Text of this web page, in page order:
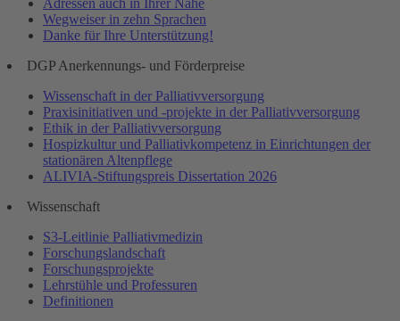
Wegweiser in zehn Sprachen
Danke für Ihre Unterstützung!
DGP Anerkennungs- und Förderpreise
Wissenschaft in der Palliativversorgung
Praxisinitiativen und -projekte in der Palliativversorgung
Ethik in der Palliativversorgung
Hospizkultur und Palliativkompetenz in Einrichtungen der
stationären Altenpflege
ALIVIA-Stiftungspreis Dissertation 2026
Wissenschaft
S3-Leitlinie Palliativmedizin
Forschungslandschaft
Forschungsprojekte
Lehrstühle und Professuren
Definitionen